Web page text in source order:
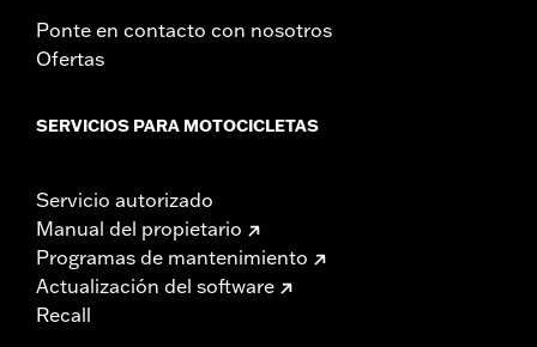
Ponte en contacto con nosotros
Ofertas
SERVICIOS PARA MOTOCICLETAS
Servicio autorizado
Manual del propietario
Programas de mantenimiento
Actualización del software
Recall